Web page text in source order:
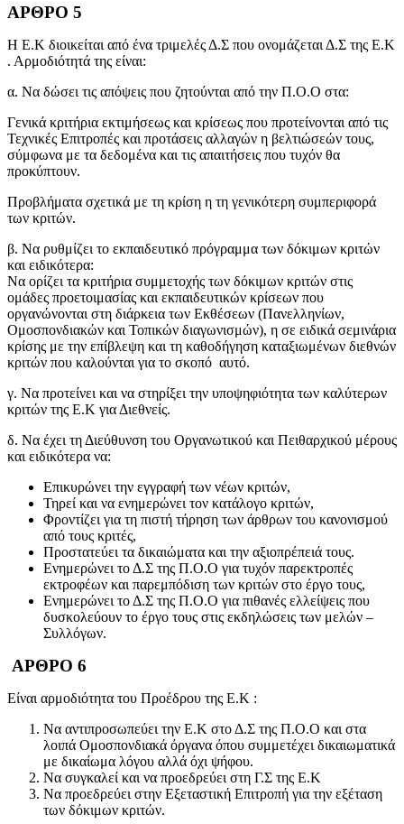
ΑΡΘΡΟ 5
Η Ε.Κ διοικείται από ένα τριμελές Δ.Σ που ονομάζεται Δ.Σ της Ε.Κ
. Αρμοδιότητά της είναι:
α. Να δώσει τις απόψεις που ζητούνται από την Π.Ο.Ο στα:
Γενικά κριτήρια εκτιμήσεως και κρίσεως που προτείνονται από τις
Τεχνικές Επιτροπές και προτάσεις αλλαγών η βελτιώσεών τους,
σύμφωνα με τα δεδομένα και τις απαιτήσεις που τυχόν θα
προκύπτουν.
Προβλήματα σχετικά με τη κρίση η τη γενικότερη συμπεριφορά
των κριτών.
β. Να ρυθμίζει το εκπαιδευτικό πρόγραμμα των δόκιμων κριτών
και ειδικότερα:
Να ορίζει τα κριτήρια συμμετοχής των δόκιμων κριτών στις
ομάδες προετοιμασίας και εκπαιδευτικών κρίσεων που
οργανώνονται στη διάρκεια των Εκθέσεων (Πανελληνίων,
Ομοσπονδιακών και Τοπικών διαγωνισμών), η σε ειδικά σεμινάρια
κρίσης με την επίβλεψη και τη καθοδήγηση καταξιωμένων διεθνών
κριτών που καλούνται για το σκοπό αυτό.
γ. Να προτείνει και να στηρίξει την υποψηφιότητα των καλύτερων
κριτών της Ε.Κ για Διεθνείς.
δ. Να έχει τη Διεύθυνση του Οργανωτικού και Πειθαρχικού μέρους
και ειδικότερα να:
Επικυρώνει την εγγραφή των νέων κριτών,
Τηρεί και να ενημερώνει τον κατάλογο κριτών,
Φροντίζει για τη πιστή τήρηση των άρθρων του κανονισμού
από τους κριτές,
Προστατεύει τα δικαιώματα και την αξιοπρέπειά τους.
Ενημερώνει το Δ.Σ της Π.Ο.Ο για τυχόν παρεκτροπές
εκτροφέων και παρεμπόδιση των κριτών στο έργο τους,
Ενημερώνει το Δ.Σ της Π.Ο.Ο για πιθανές ελλείψεις που
δυσκολεύουν το έργο τους στις εκδηλώσεις των μελών –
Συλλόγων.
ΑΡΘΡΟ 6
Είναι αρμοδιότητα του Προέδρου της Ε.Κ :
Να αντιπροσωπεύει την Ε.Κ στο Δ.Σ της Π.Ο.Ο και στα
λοιπά Ομοσπονδιακά όργανα όπου συμμετέχει δικαιωματικά
με δικαίωμα λόγου αλλά όχι ψήφου.
Να συγκαλεί και να προεδρεύει στη Γ.Σ της Ε.Κ
Να προεδρεύει στην Εξεταστική Επιτροπή για την εξέταση
των δόκιμων κριτών.